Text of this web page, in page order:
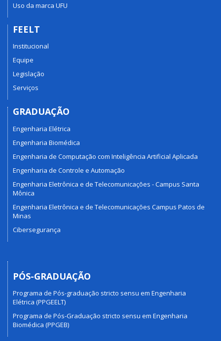
Uso da marca UFU
FEELT
Institucional
Equipe
Legislação
Serviços
GRADUAÇÃO
Engenharia Elétrica
Engenharia Biomédica
Engenharia de Computação com Inteligência Artificial Aplicada
Engenharia de Controle e Automação
Engenharia Eletrônica e de Telecomunicações - Campus Santa
Mônica
Engenharia Eletrônica e de Telecomunicações Campus Patos de
Minas
Cibersegurança
PÓS-GRADUAÇÃO
Programa de Pós-graduação stricto sensu em Engenharia
Elétrica (PPGEELT)
Programa de Pós-Graduação stricto sensu em Engenharia
Biomédica (PPGEB)